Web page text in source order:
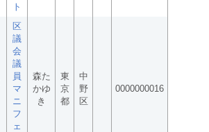
ト
区
議
会
議
員
マ
ニ
フ
ェ
森た
かゆ
き
東
京
都
中
野
区
0000000016